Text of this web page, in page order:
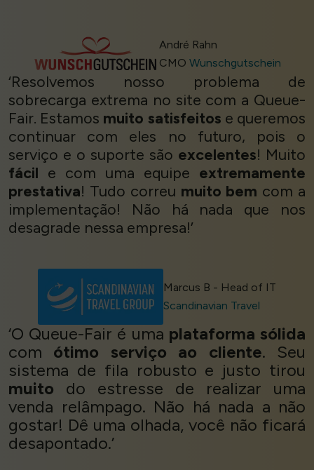
André Rahn
CMO Wunschgutschein
‘Resolvemos nosso problema de
sobrecarga extrema no site com a Queue-
Fair. Estamos muito satisfeitos e queremos
continuar com eles no futuro, pois o
serviço e o suporte são excelentes! Muito
fácil e com uma equipe extremamente
prestativa! Tudo correu muito bem com a
implementação! Não há nada que nos
desagrade nessa empresa!’
Marcus B - Head of IT
Scandinavian Travel
‘O Queue-Fair é uma plataforma sólida
com ótimo serviço ao cliente. Seu
sistema de fila robusto e justo tirou
muito do estresse de realizar uma
venda relâmpago. Não há nada a não
gostar! Dê uma olhada, você não ficará
desapontado.’